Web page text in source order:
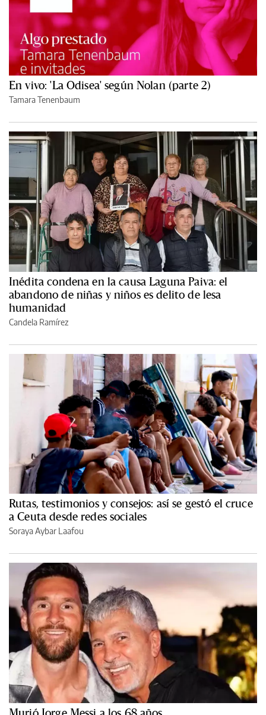
En vivo: 'La Odisea' según Nolan (parte 2)
Tamara Tenenbaum
Inédita condena en la causa Laguna Paiva: el
abandono de niñas y niños es delito de lesa
humanidad
Candela Ramírez
Rutas, testimonios y consejos: así se gestó el cruce
a Ceuta desde redes sociales
Soraya Aybar Laafou